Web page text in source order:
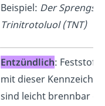
Beispiel: Der
Trinitrotoluol (TNT)
Entzündlich: Feststoffe
mit dieser
sind leicht brennbar